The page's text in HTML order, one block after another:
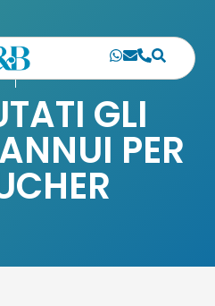
GLI
PER